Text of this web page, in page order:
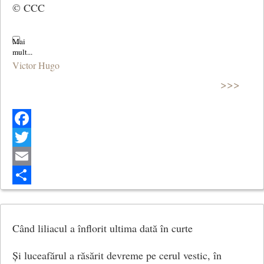
© CCC
Victor Hugo
>>>
Facebook
Twitter
Email
Share
Când liliacul a înflorit ultima dată în curte
Și luceafărul a răsărit devreme pe cerul vestic, în